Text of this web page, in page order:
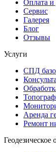
Оплата и
Сервис
Галерея
Блог
Отзывы
Услуги
СПД
Аренда
Ремонт
Геодезическое